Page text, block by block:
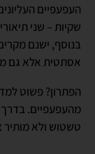
העפעפיים
שקיות – שני
בנוסף, ישנם
אסתטית אלא גם
הפתרון? פשוט
מהעפעפיים.
טשטוש ולא מותיר